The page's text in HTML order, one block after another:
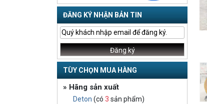
ĐĂNG KÝ NHẬN BẢN TIN
TÙY CHỌN MUA HÀNG
» Hãng sản xuất
Deton (có 3 sản phẩm)